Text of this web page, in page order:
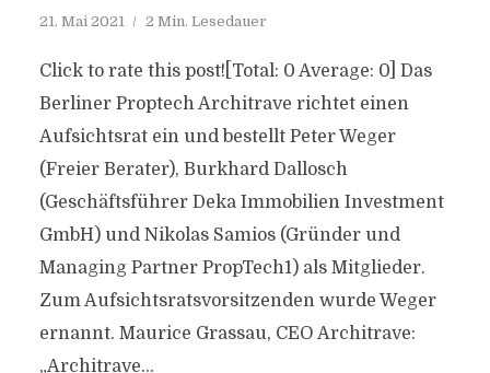
21. Mai 2021 2 Min. Lesedauer
Click to rate this post![Total: 0 Average: 0] Das
Berliner Proptech Architrave richtet einen
Aufsichtsrat ein und bestellt Peter Weger
(Freier Berater), Burkhard Dallosch
(Geschäftsführer Deka Immobilien Investment
GmbH) und Nikolas Samios (Gründer und
Managing Partner PropTech1) als Mitglieder.
Zum Aufsichtsratsvorsitzenden wurde Weger
ernannt. Maurice Grassau, CEO Architrave:
„Architrave...